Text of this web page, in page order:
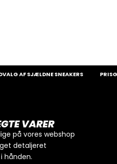
AF SJÆLDNE SNEAKERS
VARER
på vores webshop
detaljeret
hånden.